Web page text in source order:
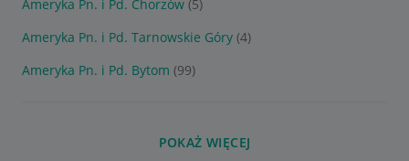
Ameryka Pn. i Pd. Chorzów (5)
Ameryka Pn. i Pd. Tarnowskie Góry (4)
Ameryka Pn. i Pd. Bytom (99)
POKAŻ WIĘCEJ